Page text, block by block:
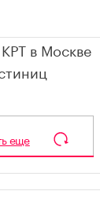
в Москве
еще